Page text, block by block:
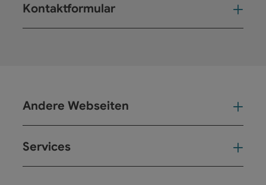
Kontaktformular
Andere Webseiten
Services